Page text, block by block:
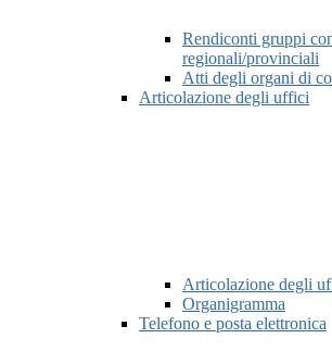
Rendiconti gruppi
regionali/provinciali
Atti degli organi di
Articolazione degli uffici
Articolazione degli
Organigramma
Telefono e posta elettronica